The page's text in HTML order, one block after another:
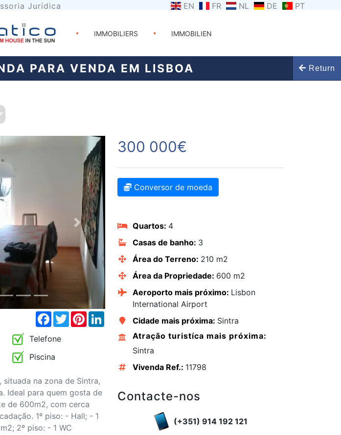
Jurídica EN FR NL DE PT
IMMOBILIERS IMMOBILIEN
PARA VENDA EM LISBOA Return
Next
Facebook
TwitterPinterestLinkedIn
Telefone
Piscina
na zona de Sintra,
Ideal para quem gosta de
de 600m2, com cerca
1º piso: - Hall; - 1
2º piso: - 1 WC
300 000€
Conversor de moeda
Quartos: 4
Casas de banho: 3
Área do Terreno: 210 m2
Área da Propriedade: 600 m2
Aeroporto mais próximo: Lisbon
International Airport
Cidade mais próxima: Sintra
Atração turistíca mais próxima:
Sintra
Vivenda Ref.: 11798
Contacte-nos
(+351) 914 192 121